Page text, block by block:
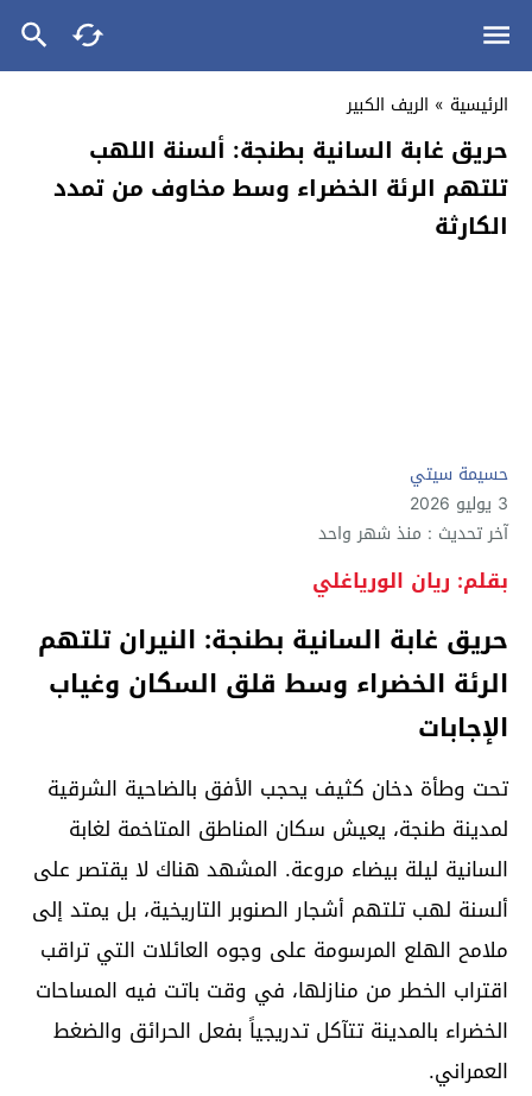
الرئيسية » الريف الكبير
حريق غابة السانية بطنجة: ألسنة اللهب
تلتهم الرئة الخضراء وسط مخاوف من تمدد
الكارثة
حسيمة سيتي
3 يوليو 2026
آخر تحديث : منذ شهر واحد
بقلم: ريان الورياغلي
حريق غابة السانية بطنجة: النيران تلتهم
الرئة الخضراء وسط قلق السكان وغياب
الإجابات
تحت وطأة دخان كثيف يحجب الأفق بالضاحية الشرقية
لمدينة طنجة، يعيش سكان المناطق المتاخمة لغابة
السانية ليلة بيضاء مروعة. المشهد هناك لا يقتصر على
ألسنة لهب تلتهم أشجار الصنوبر التاريخية، بل يمتد إلى
ملامح الهلع المرسومة على وجوه العائلات التي تراقب
اقتراب الخطر من منازلها، في وقت باتت فيه المساحات
الخضراء بالمدينة تتآكل تدريجياً بفعل الحرائق والضغط
العمراني.